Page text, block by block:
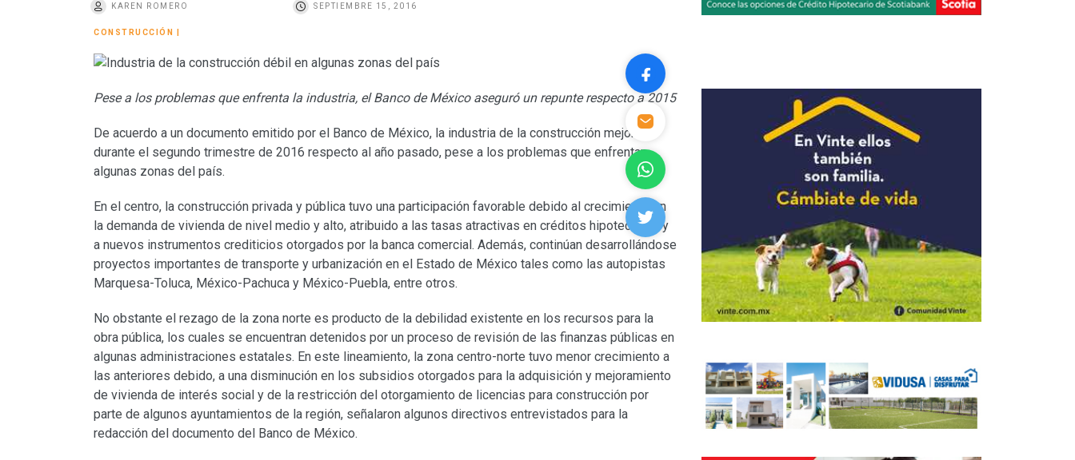
KAREN ROMERO SEPTIEMBRE 15, 2016
CONSTRUCCIÓN
Pese a los problemas que enfrenta la industria, el Banco de México aseguró un repunte respecto a 2015
De acuerdo a un documento emitido por el Banco de México, la industria de la construcción mejoró
durante el segundo trimestre de 2016 respecto al año pasado, pese a los problemas que enfrentan
algunas zonas del país.
En el centro, la construcción privada y pública tuvo una participación favorable debido al crecimiento en
la demanda de vivienda de nivel medio y alto, atribuido a las tasas atractivas en créditos hipotecarios y
a nuevos instrumentos crediticios otorgados por la banca comercial. Además, continúan desarrollándose
proyectos importantes de transporte y urbanización en el Estado de México tales como las autopistas
Marquesa-Toluca, México-Pachuca y México-Puebla, entre otros.
No obstante el rezago de la zona norte es producto de la debilidad existente en los recursos para la
obra pública, los cuales se encuentran detenidos por un proceso de revisión de las finanzas públicas en
algunas administraciones estatales. En este lineamiento, la zona centro-norte tuvo menor crecimiento a
las anteriores debido, a una disminución en los subsidios otorgados para la adquisición y mejoramiento
de vivienda de interés social y de la restricción del otorgamiento de licencias para construcción por
parte de algunos ayuntamientos de la región, señalaron algunos directivos entrevistados para la
redacción del documento del Banco de México.